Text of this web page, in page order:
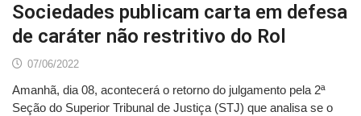
Sociedades publicam carta em defesa
de caráter não restritivo do Rol
07/06/2022
Amanhã, dia 08, acontecerá o retorno do julgamento pela 2ª
Seção do Superior Tribunal de Justiça (STJ) que analisa se o